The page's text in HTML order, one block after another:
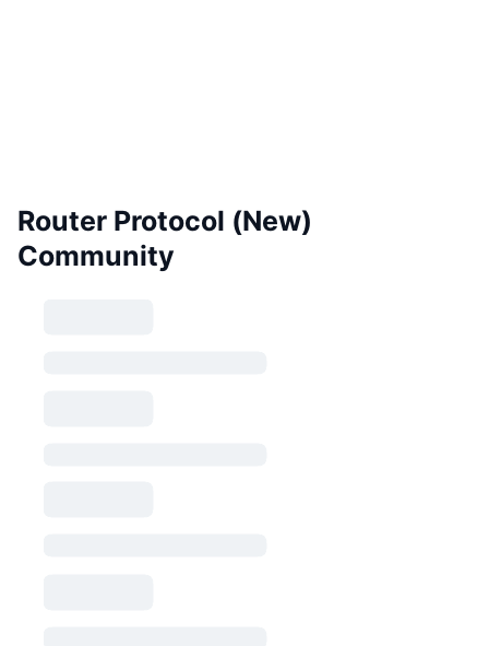
Router Protocol (New)
Community